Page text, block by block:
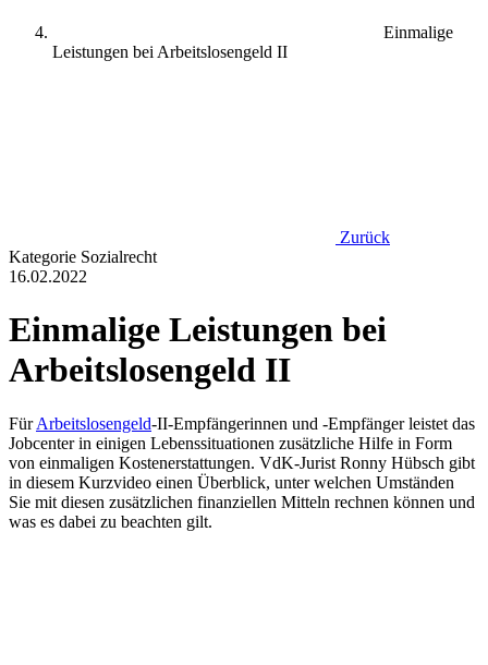
Einmalige
Leistungen bei Arbeitslosengeld II
Zurück
Kategorie Sozialrecht
16.02.2022
Einmalige Leistungen bei
Arbeitslosengeld II
FürArbeitslosengeld-II-Empfängerinnen und -Empfänger leistet das
Jobcenter in einigen Lebenssituationen zusätzliche Hilfe in Form
von einmaligen Kostenerstattungen. VdK-Jurist Ronny Hübsch gibt
in diesem Kurzvideo einen Überblick, unter welchen Umständen
Sie mit diesen zusätzlichen finanziellen Mitteln rechnen können und
was es dabei zu beachten gilt.